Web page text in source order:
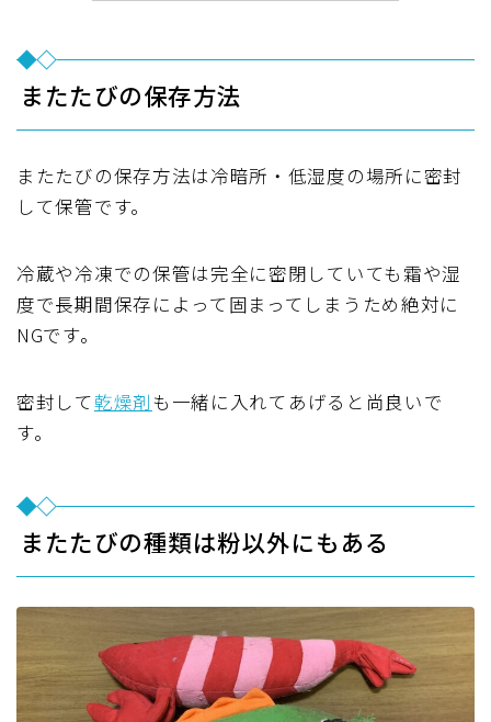
またたびの保存方法
またたびの保存方法は冷暗所・低湿度の場所に密封
して保管です。
冷蔵や冷凍での保管は完全に密閉していても霜や湿
度で長期間保存によって固まってしまうため絶対に
NGです。
密封して乾燥剤も一緒に入れてあげると尚良いで
す。
またたびの種類は粉以外にもある